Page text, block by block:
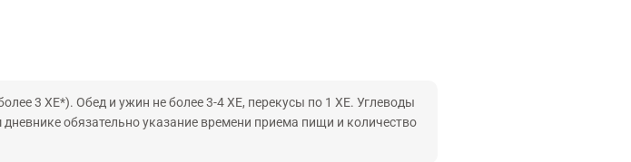
3 ХЕ*). Обед и ужин не более 3-4 ХЕ, перекусы по 1 ХЕ. Углеводы
обязательно указание времени приема пищи и количество